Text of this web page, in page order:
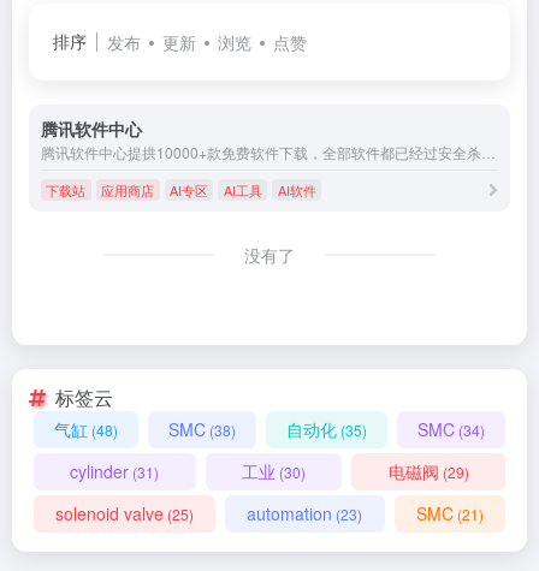
排序 发布 更新 浏览 点赞
腾讯软件中心
下载站 应用商店 AI专区 AI工具 AI软件
没有了
标签云
气缸 (48) SMC (38) 自动化 (35) SMC (34)
cylinder (31) 工业 (30) 电磁阀 (29)
solenoid valve (25) automation (23) SMC(21)